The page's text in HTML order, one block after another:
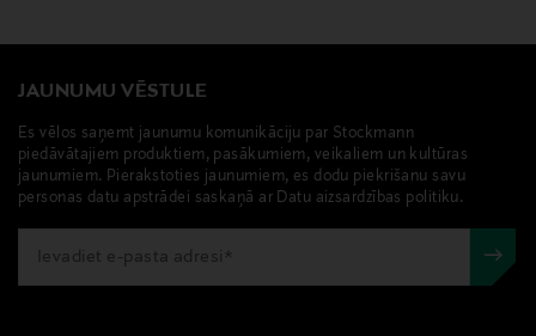
JAUNUMU VĒSTULE
Es vēlos saņemt jaunumu komunikāciju par Stockmann
piedāvātajiem produktiem, pasākumiem, veikaliem un kultūras
jaunumiem. Pierakstoties jaunumiem, es dodu piekrišanu savu
personas datu apstrādei saskaņā ar Datu aizsardzības politiku.